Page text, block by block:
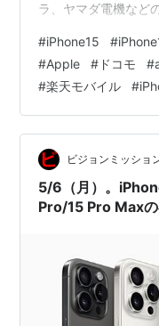
ラ、ヤマダ電機など
iPhone15/15 Plusは
Pro Maxの在庫があ
ラインショップau
オンラインショップ
#iPhone15 #
#Apple # ドコモ #
#楽天モバイル #
ビジョンミッショ
5/6（月）。
Pro/15 Pro Maxの